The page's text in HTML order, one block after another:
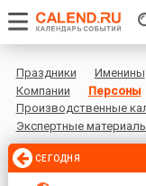
Праздники Именины
Компании
Персоны
Производственные
Экспертные
СЕГОДНЯ